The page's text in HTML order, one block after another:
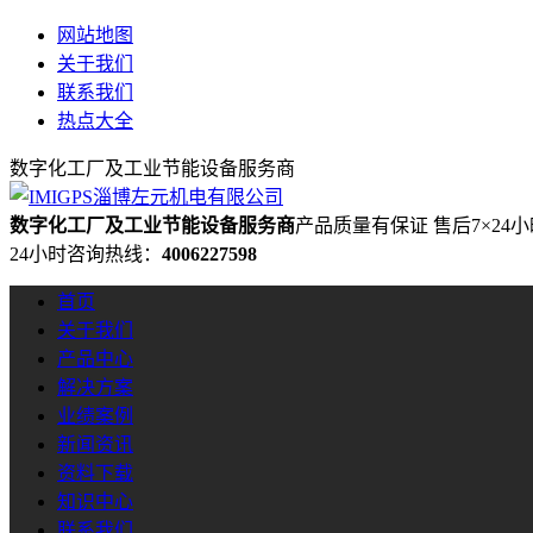
网站地图
关于我们
联系我们
热点大全
数字化工厂及工业节能设备服务商
数字化工厂及工业节能设备服务商产品质量有保证 售后7×24
24小时咨询热线： 4006227598
首页
关于我们
产品中心
解决方案
业绩案例
新闻资讯
资料下载
知识中心